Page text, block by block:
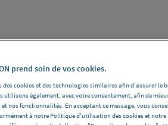
prend soin de vos cookies.
des cookies et des technologies similaires afin d'assurer le
utilisons également, avec votre consentement, afin de
nos fonctionnalités. En acceptant ce message, vous
à notre Politique d'utilisation des cookies et